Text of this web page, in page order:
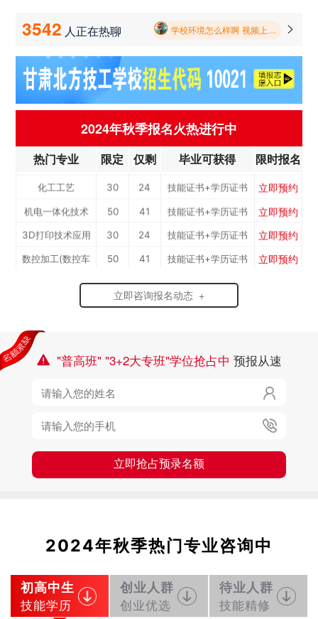
3542 人正在热聊 学校环境怎么样啊 视频上看上去还挺不 错的 有实地去看过的么 
2024年秋季报名火热进行中
热门专业 限定 仅剩 毕业可获得 限时报名
电子技术应用 50
美容美发 41 技能证书+学历证书
烹饪(中西式面点) 40 32 技能证书+学历证书 立即预约
烹饪(中式烹调) 40 32 技能证书+学历证书 立即预约
健康服务与管理 40 32 技能证书+学历证书
护理 90 73 技能证书+学历证书 立即预约
化工工艺 30 24 技能证书+学历证书 立即预约
机电一体化技术 50 41 技能证书+学历证书 立即预约
3D打印技术应用 30 24 技能证书+学历证书 立即预约
数控加工(数控车 50 41 技能证书+学历证书 立即预约
30 24 技能证书+学历证书
消防工程技术 150 122 技能证书+学历证书
农业机械运维
通信运营服务 立即预约
幼儿教育 150 立即预约
轨道交通车辆运检 50 立即预约
立即预约
新能源汽车技术 122 技能证书+学历证书 立即预约
立即咨询报名动态 +
 "普高班" "3+2大专班"学位抢占中 预报从速


立即抢占预录名额
2024年秋季热门专业咨询中
初高中生
技能学历
创业人群
创业优选
待业人群
技能精修